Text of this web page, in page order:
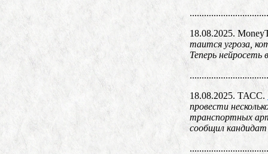
18.08.2025.
таится угроза,
Теперь
18.08.2025. ТАСС.
провести
транспортных
сообщил кандидат